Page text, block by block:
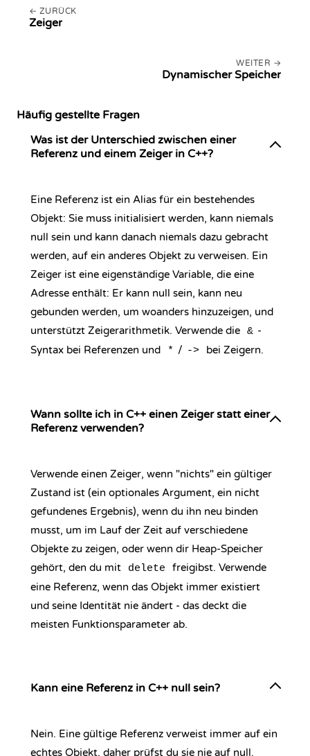
ZURÜCK
Zeiger
WEITER
Dynamischer Speicher
Häufig gestellte Fragen
Was ist der Unterschied zwischen einer
Referenz und einem Zeiger in C++?
Eine Referenz ist ein Alias für ein bestehendes
Objekt: Sie muss initialisiert werden, kann niemals
null sein und kann danach niemals dazu gebracht
werden, auf ein anderes Objekt zu verweisen. Ein
Zeiger ist eine eigenständige Variable, die eine
Adresse enthält: Er kann null sein, kann neu
gebunden werden, um woanders hinzuzeigen, und
unterstützt Zeigerarithmetik. Verwende die & -
Syntax bei Referenzen und
* / -> bei Zeigern.
Wann sollte ich in C++ einen Zeiger statt einer
Referenz verwenden?
Verwende einen Zeiger, wenn "nichts" ein gültiger
Zustand ist (ein optionales Argument, ein nicht
gefundenes Ergebnis), wenn du ihn neu binden
musst, um im Lauf der Zeit auf verschiedene
Objekte zu zeigen, oder wenn dir Heap-Speicher
gehört, den du mit
delete
freigibst. Verwende
eine Referenz, wenn das Objekt immer existiert
und seine Identität nie ändert - das deckt die
meisten Funktionsparameter ab.
Kann eine Referenz in C++ null sein?
Nein. Eine gültige Referenz verweist immer auf ein
echtes Objekt, daher prüfst du sie nie auf null.